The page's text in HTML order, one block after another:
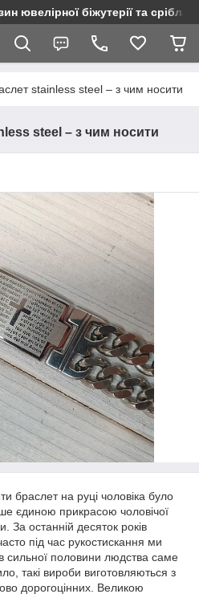
ювелірної біжутерії та срібла
stainless steel – з чим носити
steel – з чим носити
браслет на руці чоловіка було
єдиною прикрасою чоловічої
За останній десяток років
під час рукостискання ми
сильної половини людства саме
такі вироби виготовляються з
дорогоцінних. Великою